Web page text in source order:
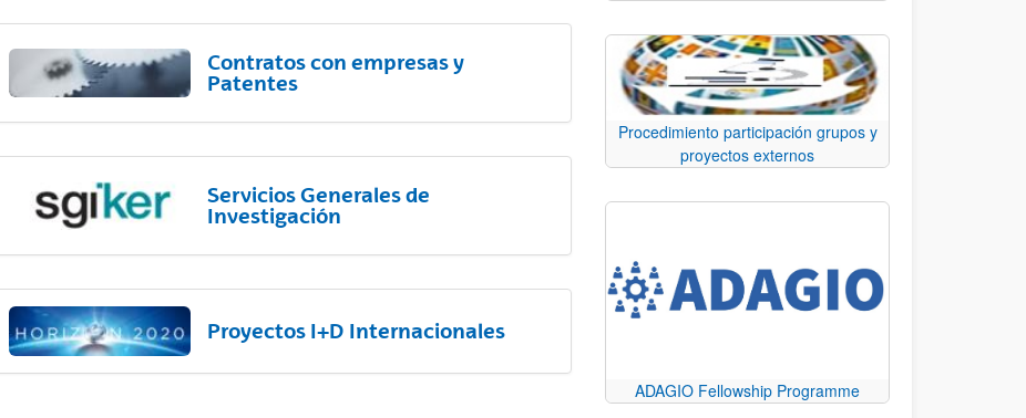
Contratos con empresas y
Patentes
Servicios Generales de
Investigación
Proyectos I+D Internacionales
Procedimiento participación grupos y
proyectos externos
ADAGIO Fellowship Programme